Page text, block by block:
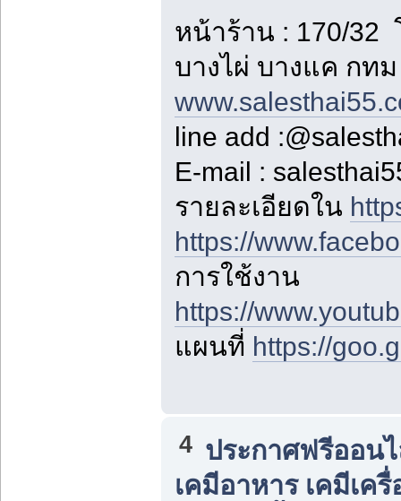
หน้าร้าน : 170/32
บางไผ่ บางแค กท
line add
E-mail :
รายละเอียดใน
https://
การใช้งาน
https://
แผนที่ https://
4 ประกาศฟรีออน
เคมีอาหาร เคมีเค